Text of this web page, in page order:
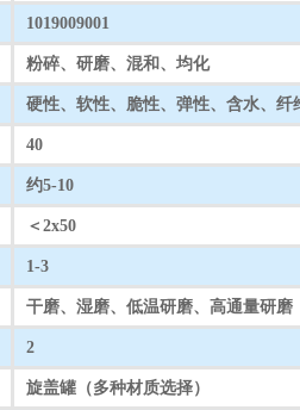
1019009001
粉碎、研磨、混和、均化
硬性、软性、脆性、弹性、含水、纤
40
约5-10
＜2x50
1-3
干磨、湿磨、低温研磨、高通量研磨
2
旋盖罐（多种材质选择）